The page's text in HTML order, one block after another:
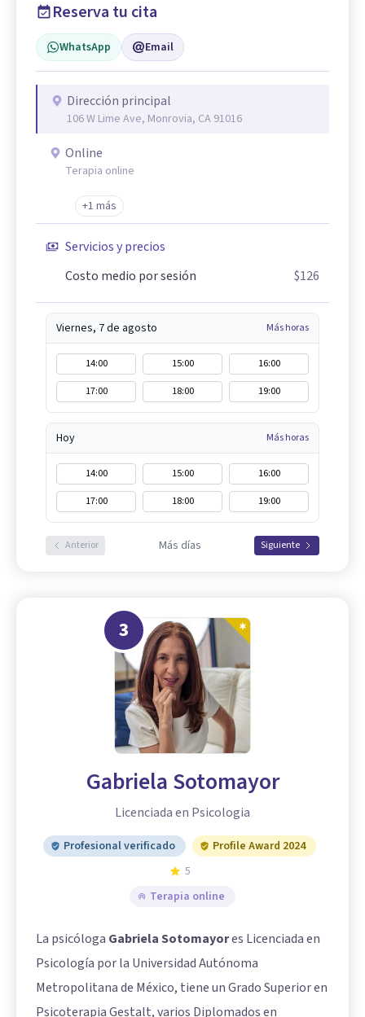
Reserva tu cita
WhatsApp Email
Dirección principal
106 W Lime Ave, Monrovia, CA 91016
Online
Terapia online
+1 más
Servicios y precios
Costo medio por sesión
$126
Viernes, 7 de agosto Más horas
14:00 15:00
16:00
17:00
18:00 19:00
Hoy Más horas
14:00 15:00
16:00
17:00
18:00 19:00
Anterior Más días Siguiente
3
Gabriela Sotomayor
Licenciada en Psicologia
Profesional verificado
Profile Award 2024
5
Terapia online
La psicóloga Gabriela Sotomayores Licenciada en
Psicología por la Universidad Autónoma
Metropolitana de México, tiene un Grado Superior en
Psicoterapia Gestalt, varios Diplomados en